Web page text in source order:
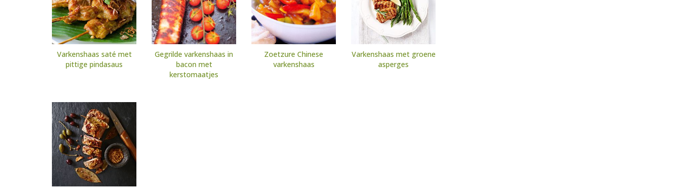
Varkenshaas saté met
pittige pindasaus
Gegrilde varkenshaas in
bacon met
kerstomaatjes
Zoetzure Chinese
varkenshaas
Varkenshaas met groene
asperges